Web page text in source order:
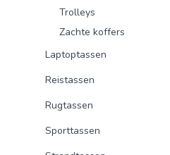
Trolleys
Zachte koffers
Laptoptassen
Reistassen
Rugtassen
Sporttassen